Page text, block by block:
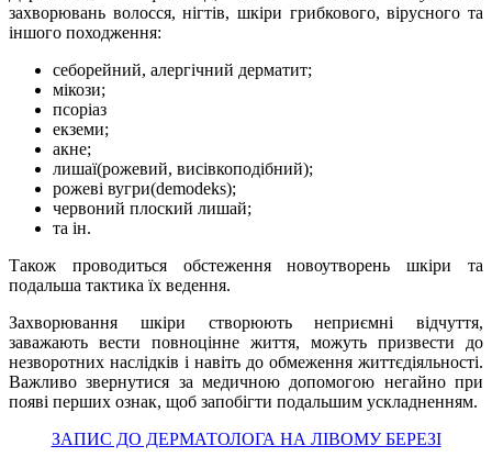
захворювань волосся, нігтів, шкіри грибкового, вірусного та
іншого походження:
себорейний, алергічний дерматит;
мікози;
псоріаз
екземи;
акне;
лишаї(рожевий, висівкоподібний);
рожеві вугри(demodeks);
червоний плоский лишай;
та ін.
Також проводиться обстеження новоутворень шкіри та
подальша тактика їх ведення.
Захворювання шкіри створюють неприємні відчуття,
заважають вести повноцінне життя, можуть призвести до
незворотних наслідків і навіть до обмеження життєдіяльності.
Важливо звернутися за медичною допомогою негайно при
появі перших ознак, щоб запобігти подальшим ускладненням.
ЗАПИС ДО ДЕРМАТОЛОГА НА ЛІВОМУ БЕРЕЗІ